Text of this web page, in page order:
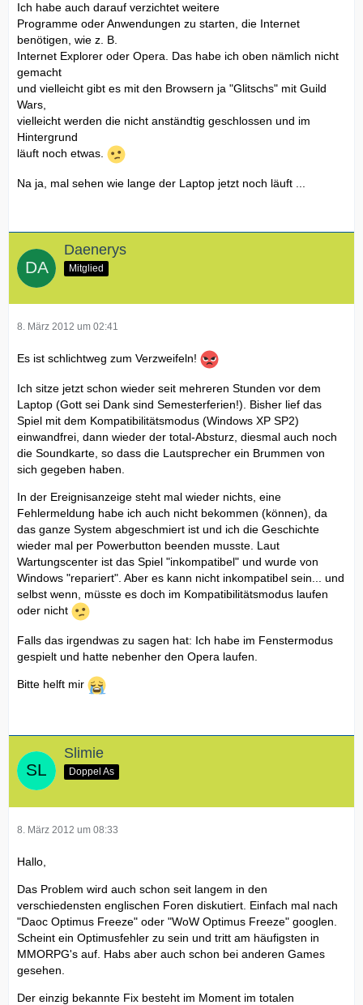
Ich habe auch darauf verzichtet weitere
Programme oder Anwendungen zu starten, die Internet
benötigen, wie z. B.
Internet Explorer oder Opera. Das habe ich oben nämlich nicht
gemacht
und vielleicht gibt es mit den Browsern ja "Glitschs" mit Guild
Wars,
vielleicht werden die nicht anständtig geschlossen und im
Hintergrund
läuft noch etwas.
Na ja, mal sehen wie lange der Laptop jetzt noch läuft ...
Daenerys
Mitglied
8. März 2012 um 02:41
Es ist schlichtweg zum Verzweifeln!
Ich sitze jetzt schon wieder seit mehreren Stunden vor dem
Laptop (Gott sei Dank sind Semesterferien!). Bisher lief das
Spiel mit dem Kompatibilitätsmodus (Windows XP SP2)
einwandfrei, dann wieder der total-Absturz, diesmal auch noch
die Soundkarte, so dass die Lautsprecher ein Brummen von
sich gegeben haben.
In der Ereignisanzeige steht mal wieder nichts, eine
Fehlermeldung habe ich auch nicht bekommen (können), da
das ganze System abgeschmiert ist und ich die Geschichte
wieder mal per Powerbutton beenden musste. Laut
Wartungscenter ist das Spiel "inkompatibel" und wurde von
Windows "repariert". Aber es kann nicht inkompatibel sein... und
selbst wenn, müsste es doch im Kompatibilitätsmodus laufen
oder nicht
Falls das irgendwas zu sagen hat: Ich habe im Fenstermodus
gespielt und hatte nebenher den Opera laufen.
Bitte helft mir
Slimie
Doppel As
8. März 2012 um 08:33
Hallo,
Das Problem wird auch schon seit langem in den
verschiedensten englischen Foren diskutiert. Einfach mal nach
"Daoc Optimus Freeze" oder "WoW Optimus Freeze" googlen.
Scheint ein Optimusfehler zu sein und tritt am häufigsten in
MMORPG's auf. Habs aber auch schon bei anderen Games
gesehen.
Der einzig bekannte Fix besteht im Moment im totalen